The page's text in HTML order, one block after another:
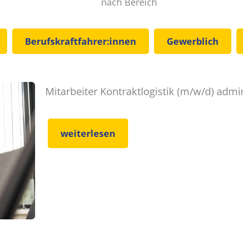
Berufskraftfahrer:innen Gewerblich
Mitarbeiter Kontraktlogistik (m/w/d)
weiterlesen